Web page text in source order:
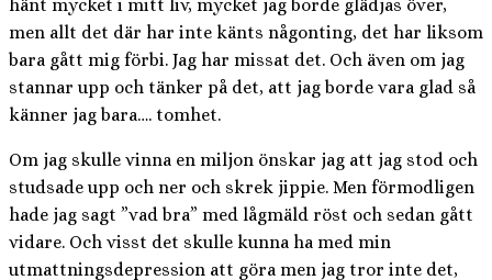
hänt mycket i mitt liv, mycket jag borde glädjas över,
men allt det där har inte känts någonting, det har liksom
bara gått mig förbi. Jag har missat det. Och även om jag
stannar upp och tänker på det, att jag borde vara glad så
känner jag bara…. tomhet.
Om jag skulle vinna en miljon önskar jag att jag stod och
studsade upp och ner och skrek jippie. Men förmodligen
hade jag sagt ”vad bra” med lågmäld röst och sedan gått
vidare. Och visst det skulle kunna ha med min
utmattningsdepression att göra men jag tror inte det,